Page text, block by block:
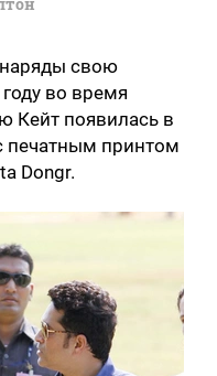
свою
во время
Кейт появилась в
печатным принтом
Dongr.